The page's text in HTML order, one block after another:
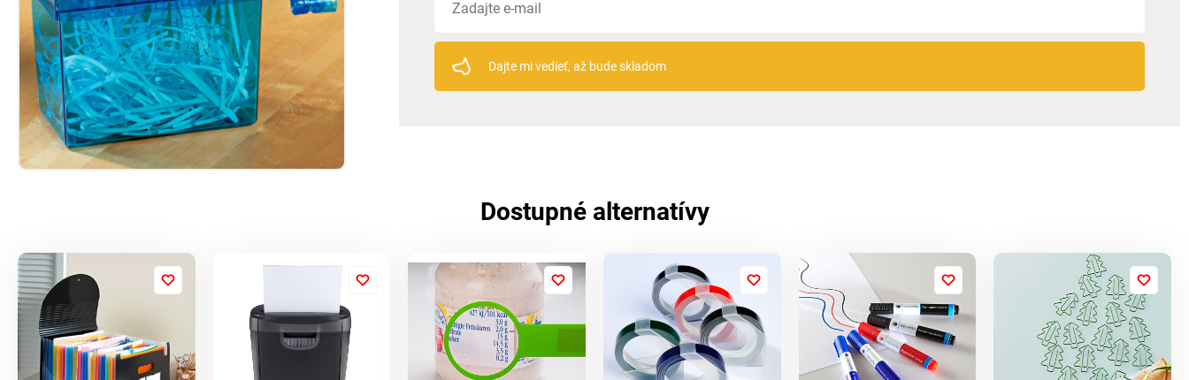
Dajte mi vedieť, až bude skladom
Dostupné alternatívy